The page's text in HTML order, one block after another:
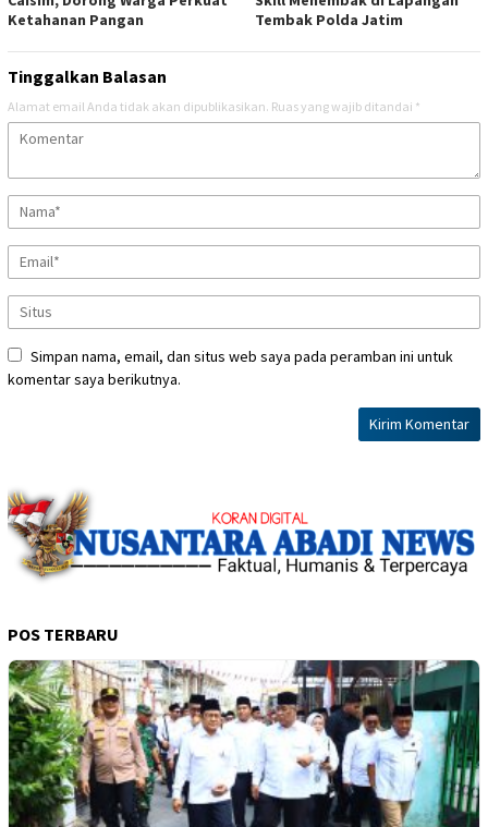
Ketahanan Pangan
Tembak Polda Jatim
Tinggalkan Balasan
Alamat email Anda tidak akan dipublikasikan. Ruas yang wajib ditandai *
Simpan nama, email, dan situs web saya pada peramban ini untuk
komentar saya berikutnya.
POS TERBARU